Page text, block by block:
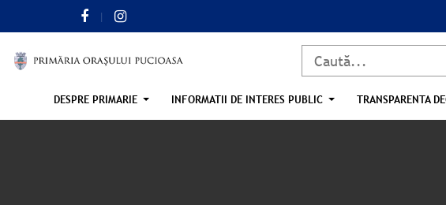
DESPRE PRIMARIE INFORMATII DE INTERES PUBLIC TRANSPARENTA